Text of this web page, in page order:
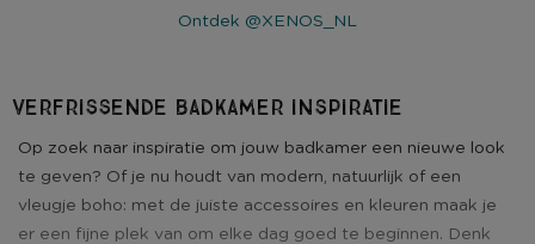
Ontdek @XENOS_NL
Verfrissende badkamer inspiratie
Op zoek naar inspiratie om jouw badkamer een nieuwe look
te geven? Of je nu houdt van modern, natuurlijk of een
vleugje boho: met de juiste accessoires en kleuren maak je
er een fijne plek van om elke dag goed te beginnen. Denk